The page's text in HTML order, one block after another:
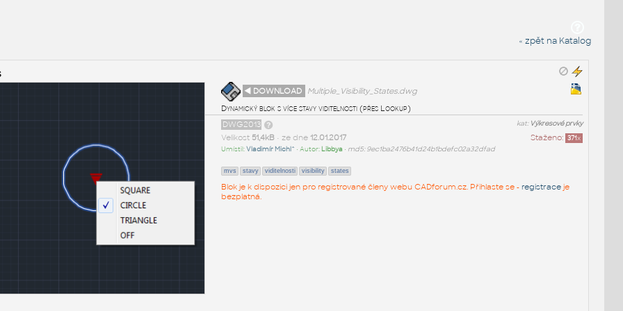
« zpět na Katalog
◄ DOWNLOAD
Multiple_Visibility_States.dwg
Dynamický blok s více stavy viditelnosti (přes Lookup)
kat: Výkresové prvky
DWG2013
Staženo: 371x
Velikost 51,4kB• ze dne 12.01.2017
Umístil:Vladimír Michl^ • Autor: Libbya • md5: 9ec1ba2476b41d24b1bdefc02a32dfad
mvs stavy viditelnosti visibility states
Blok je k dispozici jen pro registrované členy webu CADforum.cz. Přihlaste se - registraceje
bezplatná.